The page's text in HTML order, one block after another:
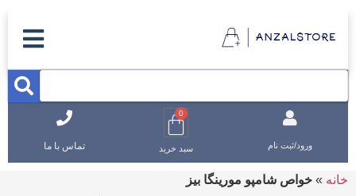
ورود/ثبت نام
0
سبد خرید تماس با ما
خانه » خواص شامپو مورینگا بیز